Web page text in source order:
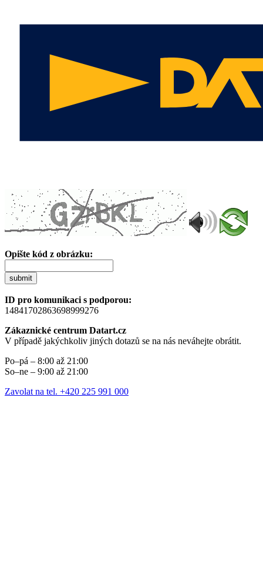
Opište kód z obrázku:
submit
ID pro komunikaci s podporou:
14841702863698999276
Zákaznické centrum Datart.cz
V případě jakýchkoliv jiných dotazů se na nás neváhejte obrátit.
Po–pá – 8:00 až 21:00
So–ne – 9:00 až 21:00
Zavolat na tel. +420 225 991 000